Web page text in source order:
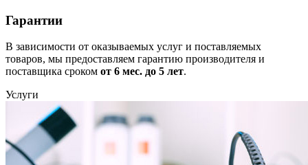
Гарантии
В зависимости от оказываемых услуг и поставляемых
товаров, мы предоставляем гарантию производителя и
поставщика сроком от 6 мес. до 5 лет.
Услуги